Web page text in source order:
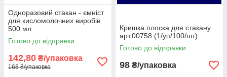
Одноразовий стакан - ємніст
для кисломолочних виробів
500 мл
Готово до відправки
142,80 ₴/упаковка
168 ₴/упаковка
Кришка плоска для стакану
арт.00758 (1/уп/100/шт)
Готово до відправки
98 ₴/упаковка